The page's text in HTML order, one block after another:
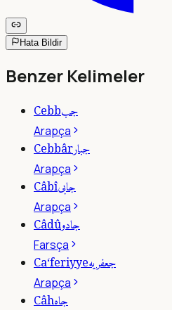
Hata Bildir
Benzer Kelimeler
Cebbجب
Arapça
Cebbârجبار
Arapça
Câbîجابى
Arapça
Câdûجادو
Farsça
Ca‘feriyyeجعفريه
Arapça
Câhجاه